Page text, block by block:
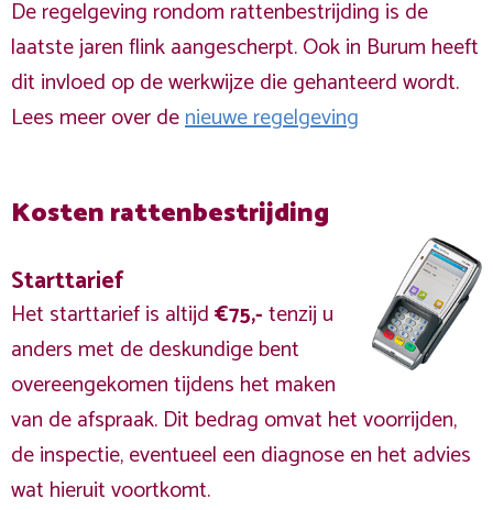
De regelgeving rondom rattenbestrijding is de
laatste jaren flink aangescherpt. Ook in Burum heeft
dit invloed op de werkwijze die gehanteerd wordt.
Lees meer over denieuwe regelgeving
Kosten rattenbestrijding
Starttarief
Het starttarief is altijd€75,-tenzij u
anders met de deskundige bent
overeengekomen tijdens het maken
van de afspraak. Dit bedrag omvat het voorrijden,
de inspectie, eventueel een diagnose en het advies
wat hieruit voortkomt.